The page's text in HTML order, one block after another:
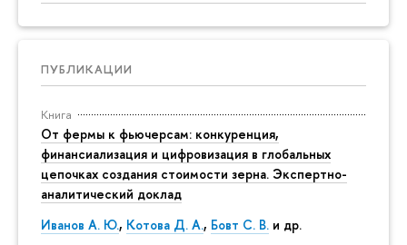
ПУБЛИКАЦИИ
Книга
От фермы к фьючерсам: конкуренция,
финансиализация и цифровизация в глобальных
цепочках создания стоимости зерна. Экспертно-
аналитический доклад
Иванов А. Ю., Котова Д. А., Бовт С. В. и др.